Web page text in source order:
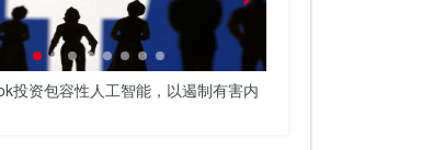
投资包容性人工智能，以遏制有害内